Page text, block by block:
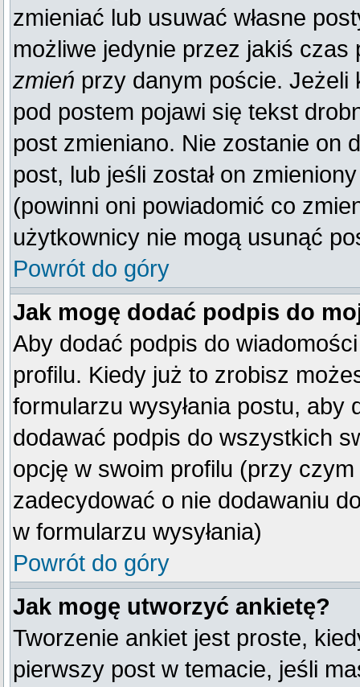
zmieniać lub usuwać własne
możliwe jedynie przez jakiś
zmień przy danym poście. Jeżeli
pod postem pojawi się tekst
post zmieniano. Nie zostanie on
post, lub jeśli został on
(powinni oni powiadomić co
użytkownicy nie mogą usunąć
Powrót do góry
Jak mogę dodać podpis do
Aby dodać podpis do
profilu. Kiedy już to zrobisz
formularzu wysyłania postu,
dodawać podpis do wszystkich
opcję w swoim profilu (przy
zadecydować o nie dodawaniu
w formularzu wysyłania)
Powrót do góry
Jak mogę utworzyć ankietę?
Tworzenie ankiet jest proste,
pierwszy post w temacie, jeśli